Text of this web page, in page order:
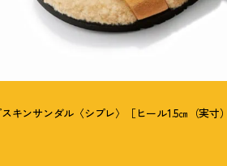
キンサンダル〈シプレ〉［ヒール1.5㎝（実